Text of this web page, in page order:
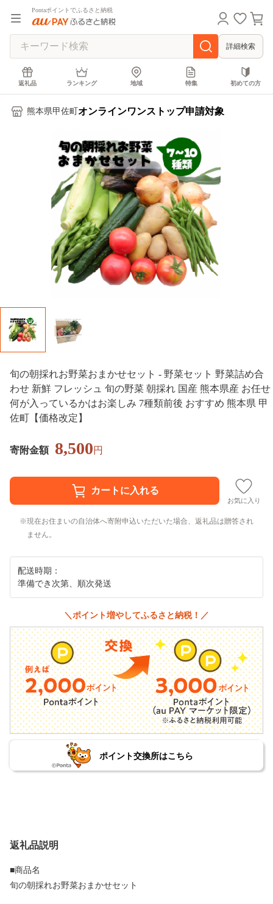
Pontaポイントでふるさと納税
詳細検索
返礼品 ランキング 地域 特集 初めての方
熊本県甲佐町 オンラインワンストップ申請対象
旬の朝採れお野菜おまかせセット - 野菜セット 野菜詰め合
わせ 新鮮 フレッシュ 旬の野菜 朝採れ 国産 熊本県産 お任せ
何が入っているかはお楽しみ 7種類前後 おすすめ 熊本県 甲
佐町【価格改定】
寄附金額 8,500円
お気に入り
現在お住まいの自治体へ寄附申込いただいた場合、返礼品は贈答され
ません。
配送時期：
準備でき次第、順次発送
＼ポイント増やしてふるさと納税！／
ポイント交換所はこちら
返礼品説明
■商品名
旬の朝採れお野菜おまかせセット